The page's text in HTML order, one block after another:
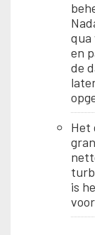
qua
en
de
Het
is